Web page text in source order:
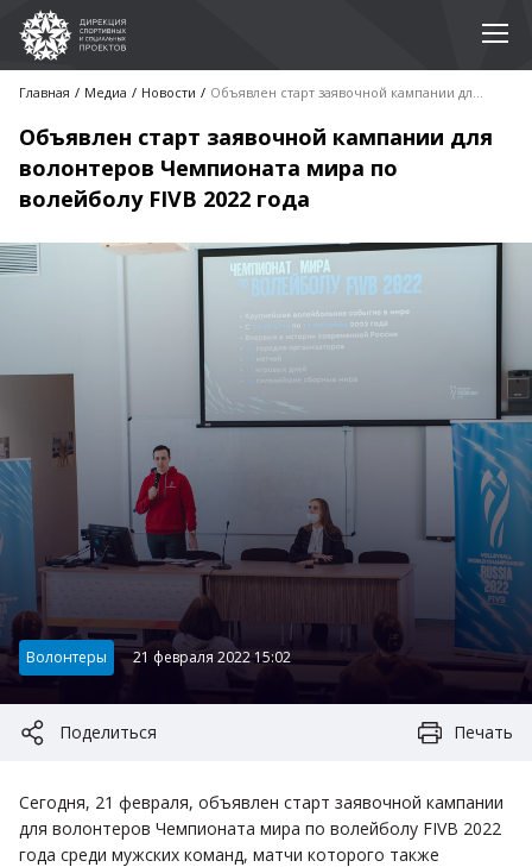
Главная Медиа Новости Объявлен старт заявочной кампании для волонтеров Чемпионата мира по волейболу FIVB 2022 года
Объявлен старт заявочной кампании для
волонтеров Чемпионата мира по
волейболу FIVB 2022 года
Категория:
Волонтеры 21 февраля 2022 15:02
Поделиться Печать
Сегодня, 21 февраля, объявлен старт заявочной кампании
для волонтеров Чемпионата мира по волейболу FIVB 2022
года среди мужских команд, матчи которого также